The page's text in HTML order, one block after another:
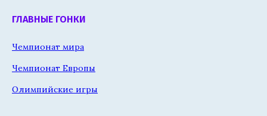
ГЛАВНЫЕ ГОНКИ
Чемпионат мира
Чемпионат Европы
Олимпийские игры